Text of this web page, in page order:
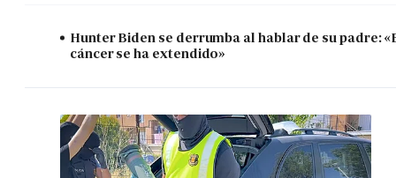
Hunter Biden se derrumba al hablar de su padre:
cáncer se ha extendido»